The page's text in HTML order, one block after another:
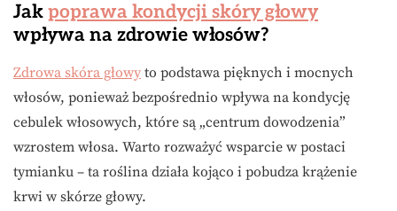
Jak poprawa kondycji skóry głowy
wpływa na zdrowie włosów?
Zdrowa skóra głowy to podstawa pięknych i mocnych
włosów, ponieważ bezpośrednio wpływa na kondycję
cebulek włosowych, które są „centrum dowodzenia”
wzrostem włosa. Warto rozważyć wsparcie w postaci
tymianku – ta roślina działa kojąco i pobudza krążenie
krwi w skórze głowy.